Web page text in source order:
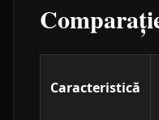
Caracteristică